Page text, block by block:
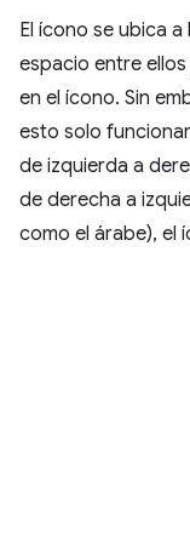
El ícono se ubica
espacio entre
en el ícono. Sin
esto solo
de izquierda a
de derecha a
como el árabe), el